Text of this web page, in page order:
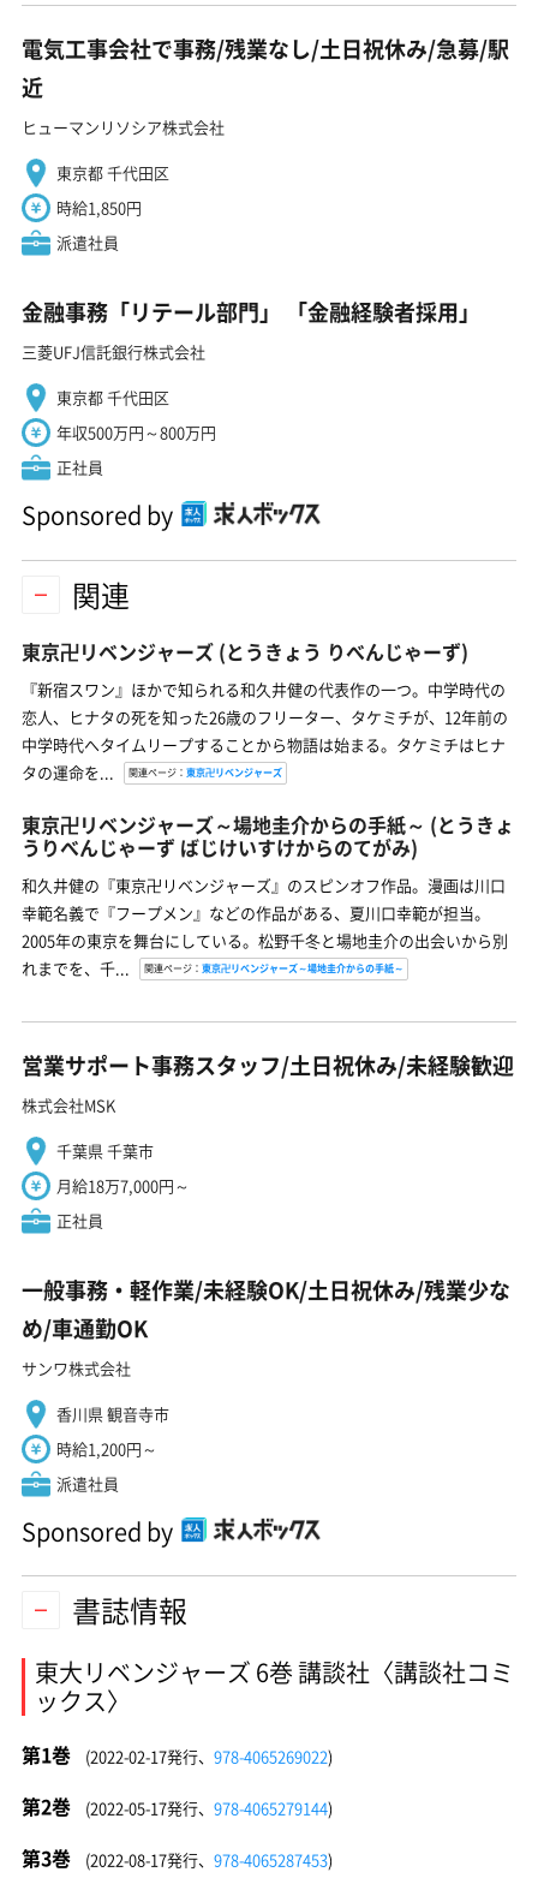
電気工事会社で事務/残業なし/土日祝休み/急募/駅
近
ヒューマンリソシア株式会社
東京都 千代田区
時給1,850円
派遣社員
金融事務「リテール部門」 「金融経験者採用」
三菱UFJ信託銀行株式会社
東京都 千代田区
年収500万円～800万円
正社員
Sponsored by
関連
東京卍リベンジャーズ (とうきょう りべんじゃーず)
『新宿スワン』ほかで知られる和久井健の代表作の一つ。中学時代の
恋人、ヒナタの死を知った26歳のフリーター、タケミチが、12年前の
中学時代へタイムリープすることから物語は始まる。タケミチはヒナ
タの運命を...
関連ページ： 東京卍リベンジャーズ
東京卍リベンジャーズ～場地圭介からの手紙～ (とうきょ
うりべんじゃーず ばじけいすけからのてがみ)
和久井健の『東京卍リベンジャーズ』のスピンオフ作品。漫画は川口
幸範名義で『フープメン』などの作品がある、夏川口幸範が担当。
2005年の東京を舞台にしている。松野千冬と場地圭介の出会いから別
れまでを、千...
関連ページ： 東京卍リベンジャーズ～場地圭介からの手紙～
営業サポート事務スタッフ/土日祝休み/未経験歓迎
株式会社MSK
千葉県 千葉市
月給18万7,000円～
正社員
一般事務・軽作業/未経験OK/土日祝休み/残業少な
め/車通勤OK
サンワ株式会社
香川県 観音寺市
時給1,200円～
派遣社員
Sponsored by
書誌情報
東大リベンジャーズ 6巻 講談社〈講談社コミ
ックス〉
第1巻 (2022-02-17発行、 978-4065269022)
第2巻 (2022-05-17発行、 978-4065279144)
第3巻 (2022-08-17発行、 978-4065287453)